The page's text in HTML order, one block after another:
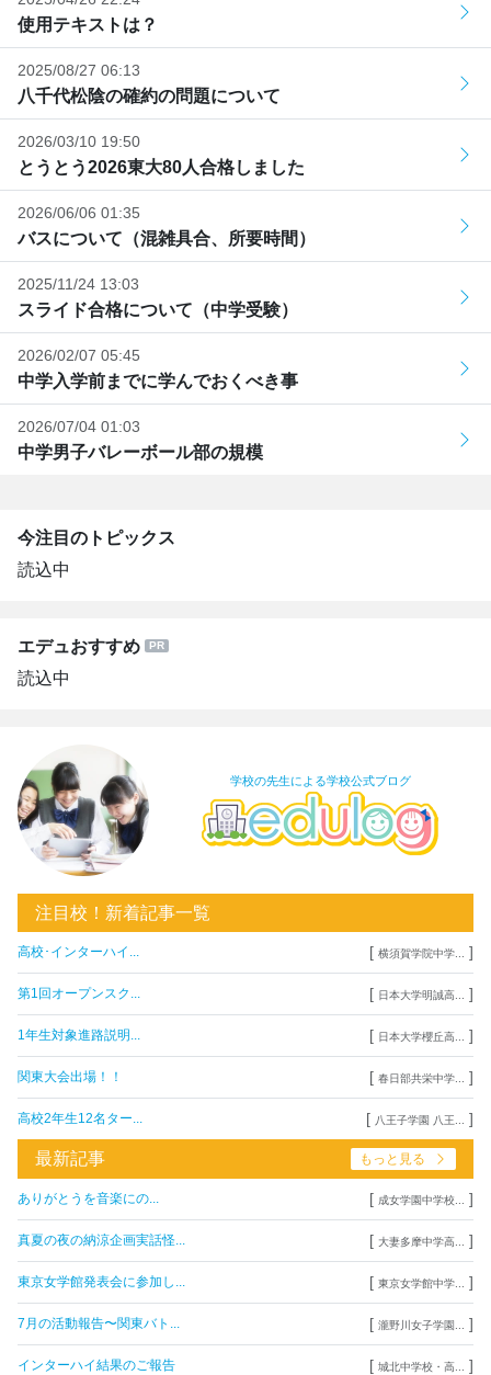
使用テキストは？
2025/08/27 06:13
八千代松陰の確約の問題について
2026/03/10 19:50
とうとう2026東大80人合格しました
2026/06/06 01:35
バスについて（混雑具合、所要時間）
2025/11/24 13:03
スライド合格について（中学受験）
2026/02/07 05:45
中学入学前までに学んでおくべき事
2026/07/04 01:03
中学男子バレーボール部の規模
今注目のトピックス
読込中
エデュおすすめ
読込中
学校の先生による学校公式ブログ
注目校！新着記事一覧
高校･インターハイ... [ 横須賀学院中学... ]
第1回オープンスク... [ 日本大学明誠高... ]
1年生対象進路説明... [ 日本大学櫻丘高... ]
関東大会出場！！ [ 春日部共栄中学... ]
高校2年生12名ター... [ 八王子学園 八王... ]
最新記事 もっと見る
ありがとうを音楽にの... [ 成女学園中学校... ]
真夏の夜の納涼企画実話怪... [ 大妻多摩中学高... ]
東京女学館発表会に参加し... [ 東京女学館中学... ]
7月の活動報告〜関東バト... [ 瀧野川女子学園... ]
インターハイ結果のご報告 [ 城北中学校・高... ]